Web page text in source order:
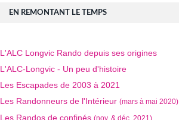
EN REMONTANT LE TEMPS
L'ALC Longvic Rando depuis ses origines
L'ALC-Longvic - Un peu d'histoire
Les Escapades de 2003 à 2021
Les Randonneurs de l'Intérieur (mars à mai 2020)
Les Randos de confinés (nov. & déc. 2021)